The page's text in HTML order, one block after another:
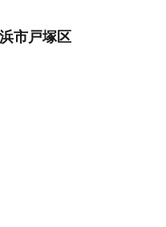
市戸塚区